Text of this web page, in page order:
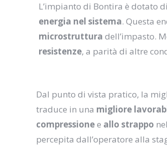
L’impianto di Bontira è dotato
energia nel sistema. Questa
microstruttura dell’impasto.
resistenze, a parità di altre
Dal punto di vista pratico, la
traduce in una migliore
compressionee allo strappo
percepita dall’operatore alla